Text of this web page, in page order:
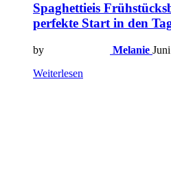
Spaghettieis
perfekte Start in den
by Melanie
Weiterlesen